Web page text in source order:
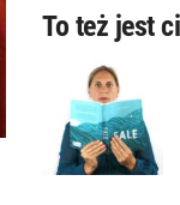
To też jest